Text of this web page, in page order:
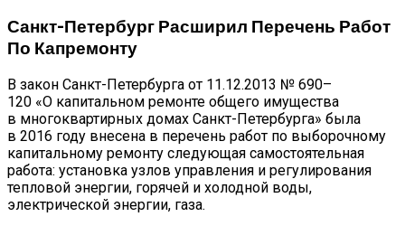
Санкт-Петербург Расширил Перечень Работ
По Капремонту
В закон Санкт-Петербурга от 11.12.2013 № 690–
120 «О капитальном ремонте общего имущества
в многоквартирных домах Санкт-Петербурга» была
в 2016 году внесена в перечень работ по выборочному
капитальному ремонту следующая самостоятельная
работа: установка узлов управления и регулирования
тепловой энергии, горячей и холодной воды,
электрической энергии, газа.